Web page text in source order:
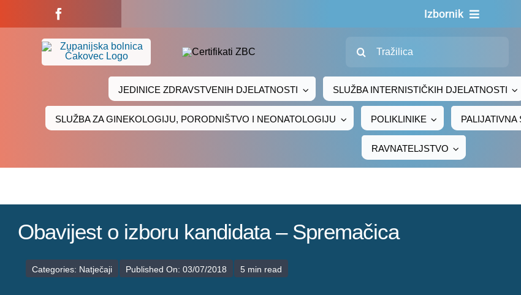
Izbornik
Za pacijente
Centralno naručivanje
Adresar
JEDINICE ZDRAVSTVENIH DJELATNOSTI SLUŽBA INTERNISTIČKIH DJELATNOSTI
SLUŽBA ZA GINEKOLOGIJU, PORODNIŠTVO I NEONATOLOGIJU POLIKLINIKE PALIJATIVNA
RAVNATELJSTVO
Obavijest o izboru kandidata – Spremačica
Categories: Natječaji Published On: 03/07/2018 5 min read